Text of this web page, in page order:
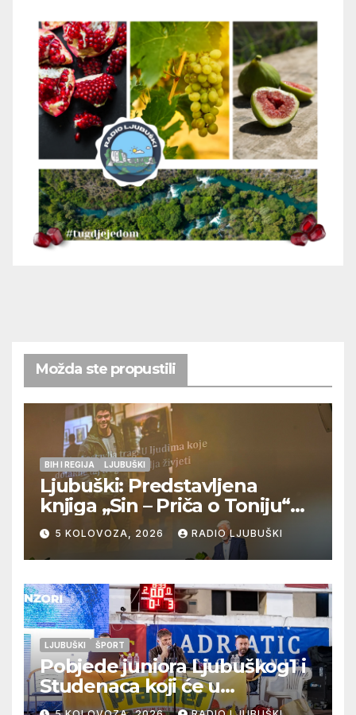
Možda ste propustili
BIH I REGIJA LJUBUŠKI
Ljubuški: Predstavljena
knjiga „Sin – Priča o Toniju“
dr. sc. Zdenka Hercega
5 KOLOVOZA, 2026 RADIO LJUBUŠKI
LJUBUŠKI ŠPORT
Pobjede juniora Ljubuškog1 i
Studenaca koji će u
međusobnom susretu